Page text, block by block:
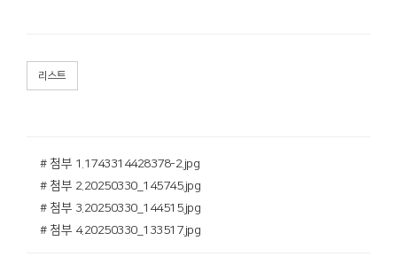
리스트
# 첨부 1.1743314428378-2.jpg
# 첨부 2.20250330_145745.jpg
# 첨부 3.20250330_144515.jpg
# 첨부 4.20250330_133517.jpg